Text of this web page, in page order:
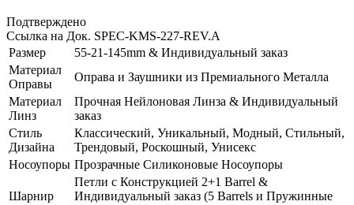
Подтверждено
Ссылка на Док. SPEC-KMS-227-REV.A
Размер
55-21-145mm & Индивидуальный заказ
Материал
Оправы
Оправа и Заушники из Премиального Металла
Материал
Линз
Прочная Нейлоновая Линза & Индивидуальный
заказ
Стиль
Дизайна
Классический, Уникальный, Модный, Стильный,
Трендовый, Роскошный, Унисекс
Носоупоры Прозрачные Силиконовые Носоупоры
Шарнир
Петли с Конструкцией 2+1 Barrel &
Индивидуальный заказ (5 Barrels и Пружинные